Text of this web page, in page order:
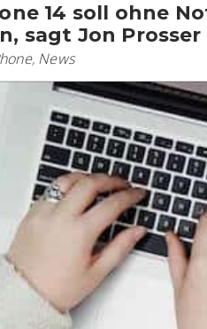
14 soll ohne
sagt Jon Prosser
, News